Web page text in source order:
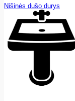
Nišinės dušo durys